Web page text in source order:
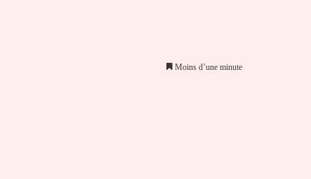
Moins d’une minute